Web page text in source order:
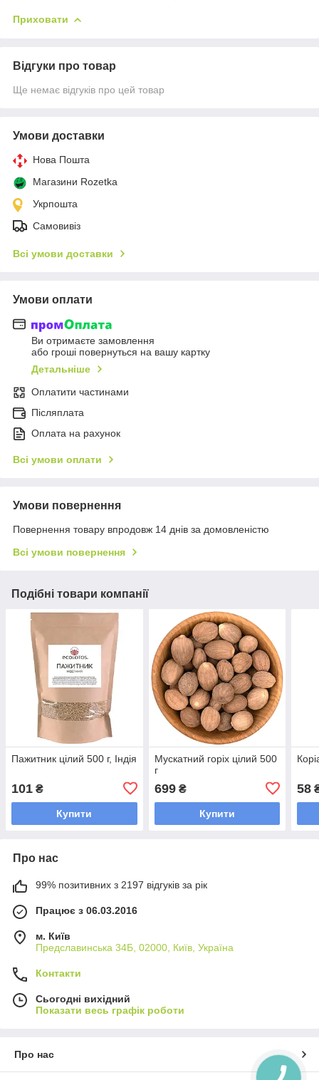
Приховати
Відгуки про товар
Ще немає відгуків про цей товар
Умови доставки
Нова Пошта
Магазини Rozetka
Укрпошта
Самовивіз
Всі умови доставки
Умови оплати
Ви отримаєте замовлення
або гроші повернуться на вашу картку
Детальніше
Оплатити частинами
Післяплата
Оплата на рахунок
Всі умови оплати
Умови повернення
Повернення товару впродовж 14 днів за домовленістю
Всі умови повернення
Подібні товари компанії
Пажитник цілий 500 г, Індія
101 ₴
Купити
Мускатний горіх цілий 500
г
699₴
Купити
58
Про нас
99% позитивних з 2197 відгуків за рік
Працює з 06.03.2016
м. Київ
Предславинська 34Б, 02000, Київ, Україна
Контакти
Сьогодні вихідний
Показати весь графік роботи
Про нас